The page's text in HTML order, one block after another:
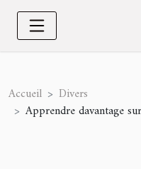
Accueil
Divers
Apprendre davantage